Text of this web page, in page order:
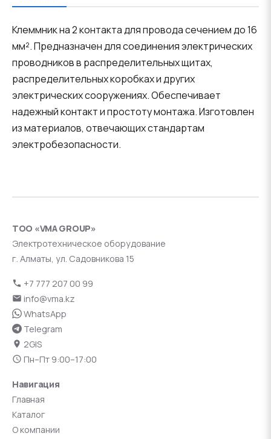
Клеммник на 2 контакта для провода сечением до 16
мм². Предназначен для соединения электрических
проводников в распределительных щитах,
распределительных коробках и других
электрических сооружениях. Обеспечивает
надежный контакт и простоту монтажа. Изготовлен
из материалов, отвечающих стандартам
электробезопасности.
ТОО «VMA GROUP»
Электротехническое оборудование
г. Алматы, ул. Садовникова 15
+7 777 207 00 99
info@vma.kz
WhatsApp
Telegram
2GIS
Пн–Пт 9:00–17:00
Навигация
Главная
Каталог
О компании